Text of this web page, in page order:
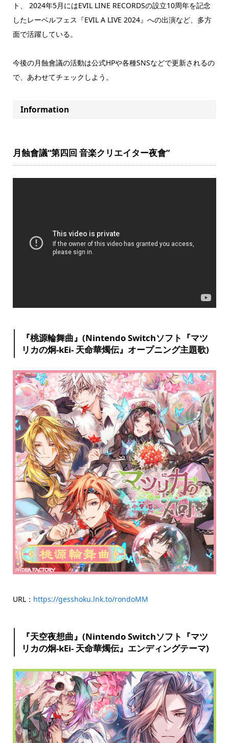
ト、 2024年5月にはEVIL LINE RECORDSの設立10周年を記念
したレーベルフェス『EVIL A LIVE 2024』への出演など、多方
面で活躍している。
今後の月蝕會議の活動は公式HPや各種SNSなどで更新されるの
で、あわせてチェックしよう。
Information
月蝕會議“第四回 音楽クリエイター夜會”
『桃源輪舞曲』(Nintendo Switchソフト『マツ
リカの炯-kEi- 天命華燭伝』オープニング主題歌)
URL： https://gesshoku.lnk.to/rondoMM
『天空夜想曲』(Nintendo Switchソフト『マツ
リカの炯-kEi- 天命華燭伝』エンディングテーマ)